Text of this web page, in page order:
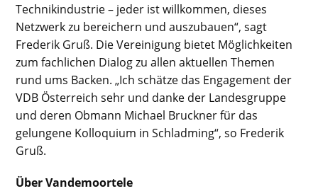
Technikindustrie – jeder ist willkommen, dieses
Netzwerk zu bereichern und auszubauen“, sagt
Frederik Gruß. Die Vereinigung bietet Möglichkeiten
zum fachlichen Dialog zu allen aktuellen Themen
rund ums Backen. „Ich schätze das Engagement der
VDB Österreich sehr und danke der Landesgruppe
und deren Obmann Michael Bruckner für das
gelungene Kolloquium in Schladming“, so Frederik
Gruß.
Über Vandemoortele